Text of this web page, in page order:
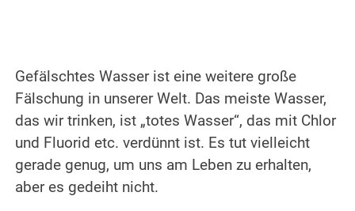
Gefälschtes Wasser ist eine weitere große
Fälschung in unserer Welt. Das meiste Wasser,
das wir trinken, ist „totes Wasser“, das mit Chlor
und Fluorid etc. verdünnt ist. Es tut vielleicht
gerade genug, um uns am Leben zu erhalten,
aber es gedeiht nicht.